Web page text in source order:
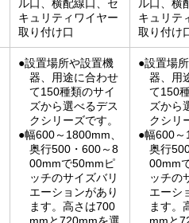
ル口、横配線口、セ
キュリティワイヤー
取り付け口
ル口、横
キュリテ
取り付け
●設置場所や設置機
器、用途に合わせ
て150種類のサイ
ズから選べるデス
クシリーズです。
●幅600～1800mm、
奥行500・600～8
00mmで50mmピ
ッチのサイズバリ
エーションがあり
ます。高さは700
mmと720mmを選
●設置場
器、用
て150
ズから
クシリ
●幅600
奥行
00mm
ッチの
エーシ
ます。
mmと